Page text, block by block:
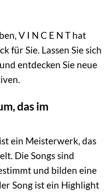
V I N C E N T hat
für Sie. Lassen Sie sich
entdecken Sie neue
das im
ein Meisterwerk, das
Die Songs sind
und bilden eine
Song ist ein Highlight